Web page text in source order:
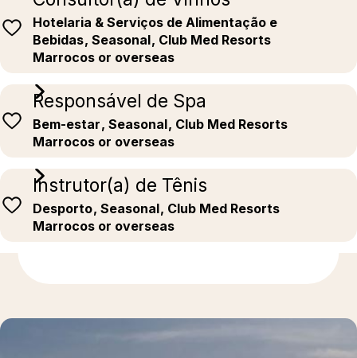
Hotelaria & Serviços de Alimentação e
Bebidas, Seasonal, Club Med Resorts
Marrocos or overseas
Responsável de Spa
Bem-estar, Seasonal, Club Med Resorts
Marrocos or overseas
Instrutor(a) de Tênis
Desporto, Seasonal, Club Med Resorts
Marrocos or overseas